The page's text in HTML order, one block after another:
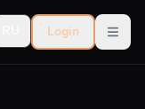
Login